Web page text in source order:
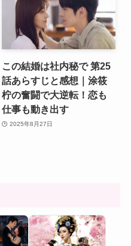
この結婚は社内秘で 第25
話あらすじと感想｜涂筱
柠の奮闘で大逆転！恋も
仕事も動き出す
2025年8月27日